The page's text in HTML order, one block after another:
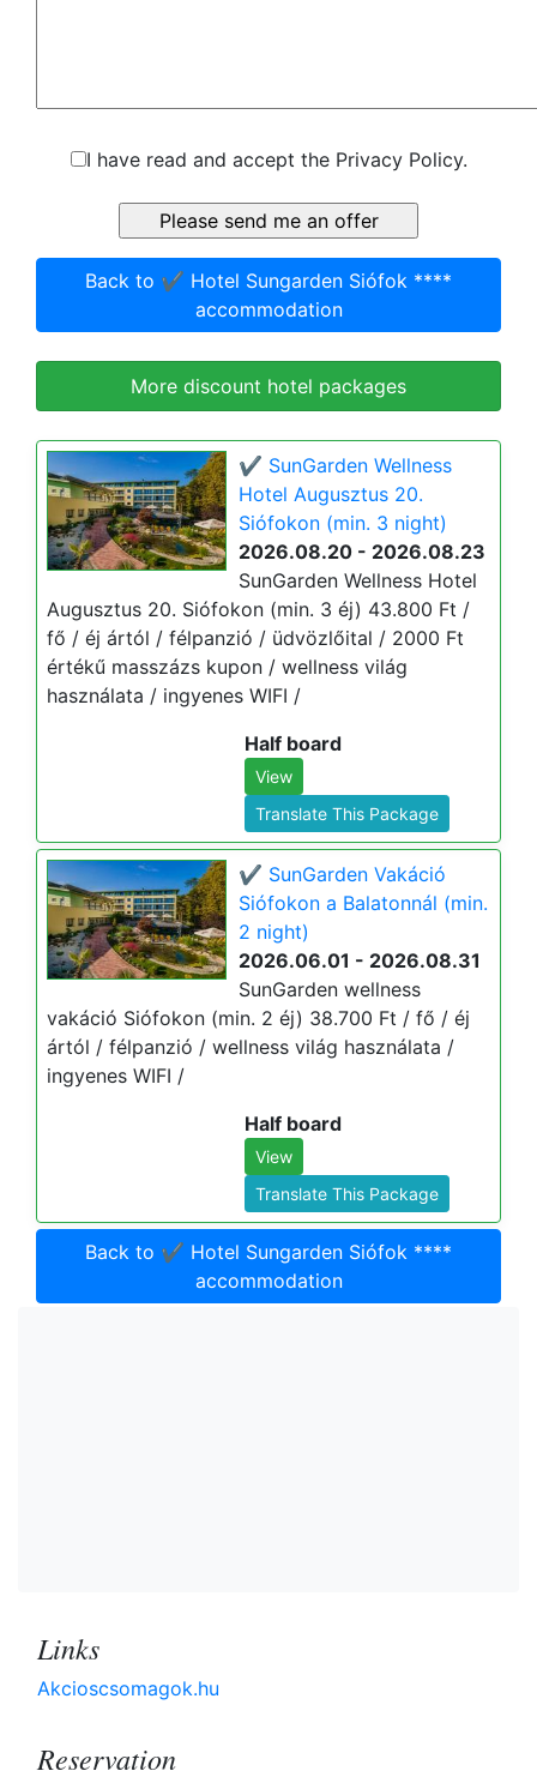
I have read and accept the Privacy Policy.
Back to ✔️ Hotel Sungarden Siófok ****
accommodation
More discount hotel packages
✔️ SunGarden Wellness
Hotel Augusztus 20.
Siófokon (min. 3 night)
2026.08.20 - 2026.08.23
SunGarden Wellness Hotel
Augusztus 20. Siófokon (min. 3 éj) 43.800 Ft /
fő / éj ártól / félpanzió / üdvözlőital / 2000 Ft
értékű masszázs kupon / wellness világ
használata / ingyenes WIFI /
Half board
View
Translate This Package
✔️ SunGarden Vakáció
Siófokon a Balatonnál (min.
2 night)
2026.06.01 - 2026.08.31
SunGarden wellness
vakáció Siófokon (min. 2 éj) 38.700 Ft / fő / éj
ártól / félpanzió / wellness világ használata /
ingyenes WIFI /
Half board
View
Translate This Package
Back to ✔️ Hotel Sungarden Siófok ****
accommodation
Links
Akcioscsomagok.hu
Reservation